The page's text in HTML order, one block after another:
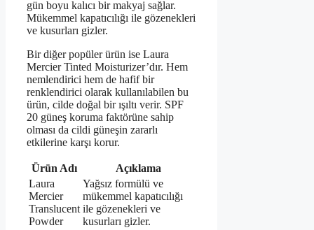
gün boyu kalıcı bir makyaj sağlar.
Mükemmel kapatıcılığı ile gözenekleri
ve kusurları gizler.
Bir diğer popüler ürün ise Laura
Mercier Tinted Moisturizer’dır. Hem
nemlendirici hem de hafif bir
renklendirici olarak kullanılabilen bu
ürün, cilde doğal bir ışıltı verir. SPF
20 güneş koruma faktörüne sahip
olması da cildi güneşin zararlı
etkilerine karşı korur.
Ürün Adı
Açıklama
Laura
Mercier
Translucent
Powder
Yağsız formülü ve
mükemmel kapatıcılığı
ile gözenekleri ve
kusurları gizler.